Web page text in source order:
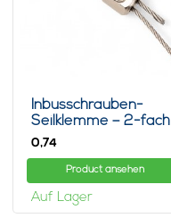
Inbusschrauben-
Seilklemme – 2-fach
0,74
Product ansehen
Auf Lager